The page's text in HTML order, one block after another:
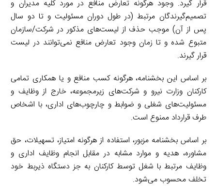
قرار گیرد. وجود هرگونه تعارض منافع در مورد کلیه مدیران و
تصمیم‌گیرندگان مرتبط (در طول دوران مسئولیت و تا دو سال
پس از آن) موجب حذف از لیست‌های مذکور در شرکت/سازمان
متبوع شده و تا زمان وجود تعارض منافع نمی‌توانند در لیست
قرار گیرند.
بر اساس این بخشنامه، هرگونه کسب منافع و یا همکاری تمامی
کارکنان وزارت نیرو و شرکت‌های زیرمجموعه، خارج از وظایف و
مسئولیت‌های شغلی و ضوابط و چارچوب‌های اداری، با اشخاص
طرف قرارداد ممنوع است.
بر اساس بخشنامه مزبور، استفاده از هرگونه امتیاز، تسهیلات، حق
مشاوره، هدیه و موارد مشابه در مقابل انجام وظایف اداری و
وظایف مرتبط با شغل توسط کارکنان به جز دستگاه ذیربط خود
تخلف محسوب می‌شود.